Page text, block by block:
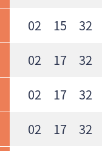
02 15 32
02 17 32
02 17 32
02 17 32